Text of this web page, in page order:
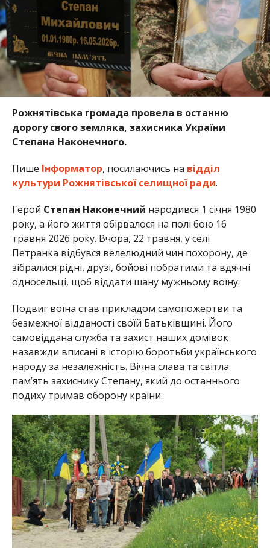
Рожнятівська громада провела в останню
дорогу свого земляка, захисника України
Степана Наконечного.
Пише Інформатор, посилаючись на відділ
культури Рожнятівської селищної ради.
Герой Степан Наконечний народився 1 січня 1980
року, а його життя обірвалося на полі бою 16
травня 2026 року. Вчора, 22 травня, у селі
Петранка відбувся велелюдний чин похорону, де
зібралися рідні, друзі, бойові побратими та вдячні
односельці, щоб віддати шану мужньому воїну.
Подвиг воїна став прикладом самопожертви та
безмежної відданості своїй Батьківщині. Його
самовіддана служба та захист наших домівок
назавжди вписані в історію боротьби українського
народу за незалежність. Вічна слава та світла
пам’ять захиснику Степану, який до останнього
подиху тримав оборону країни.